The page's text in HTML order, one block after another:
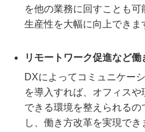
を他の業務に回すことも
生産性を大幅に向上できま
リモートワーク促進など
DXによってコミュニケー
を導入すれば、オフィス
できる環境を整えられる
し、働き方改革を実現でき